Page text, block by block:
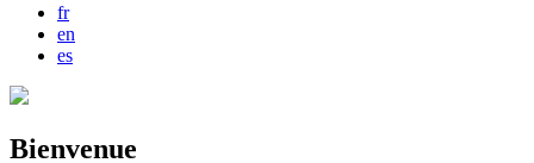
fr
en
es
Bienvenue